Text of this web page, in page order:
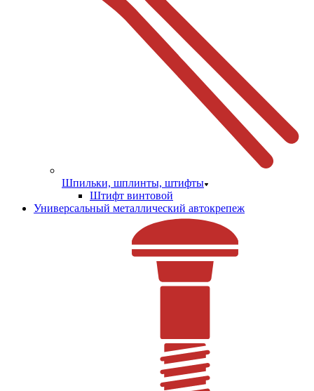
Шпильки, шплинты, штифты
Штифт винтовой
Универсальный металлический автокрепеж